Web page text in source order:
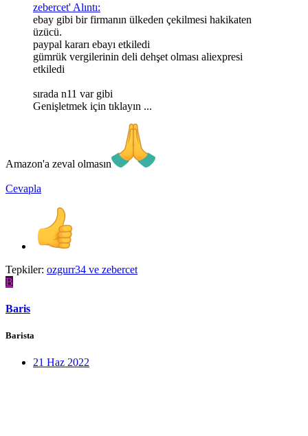
zebercet' Alıntı:
ebay gibi bir firmanın ülkeden çekilmesi hakikaten
üzücü.
paypal kararı ebayı etkiledi
gümrük vergilerinin deli dehşet olması aliexpresi
etkiledi
sırada n11 var gibi
Genişletmek için tıklayın ...
Amazon'a zeval olmasın
Cevapla
Tepkiler: ozgurr34 ve zebercet
B
Baris
Barista
21 Haz 2022